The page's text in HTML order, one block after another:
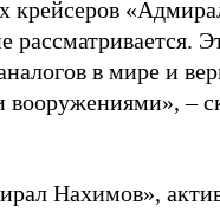
крейсеров
в мире и
вооружениями»,–
Нахимов»,